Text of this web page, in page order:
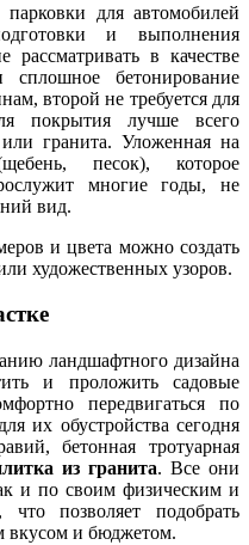
для автомобилей
и выполнения
в качестве
сплошное бетонирование
второй не требуется для
покрытия лучше всего
или гранита. Уложенная на
песок), которое
многие годы, не
вид.
и цвета можно создать
художественных узоров.
ландшафтного дизайна
и проложить садовые
передвигаться по
их обустройства сегодня
бетонная тротуарная
из гранита. Все они
и по своим физическим и
что позволяет подобрать
вкусом и бюджетом.